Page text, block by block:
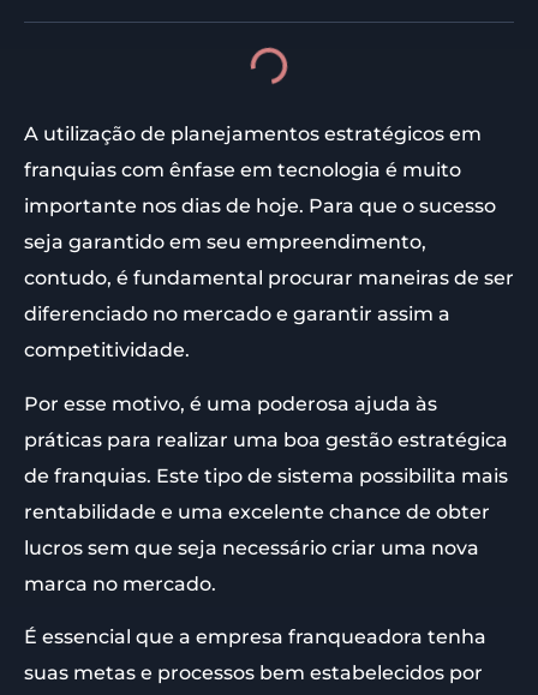
A utilização de planejamentos estratégicos em
franquias com ênfase em tecnologia é muito
importante nos dias de hoje. Para que o sucesso
seja garantido em seu empreendimento,
contudo, é fundamental procurar maneiras de ser
diferenciado no mercado e garantir assim a
competitividade.
Por esse motivo, é uma poderosa ajuda às
práticas para realizar uma boa gestão estratégica
de franquias. Este tipo de sistema possibilita mais
rentabilidade e uma excelente chance de obter
lucros sem que seja necessário criar uma nova
marca no mercado.
É essencial que a empresa franqueadora tenha
suas metas e processos bem estabelecidos por